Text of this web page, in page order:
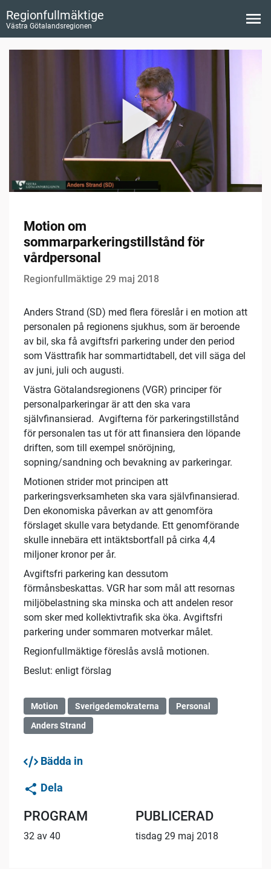
Regionfullmäktige
Västra Götalandsregionen
Motion om
sommarparkeringstillstånd för
vårdpersonal
Regionfullmäktige 29 maj 2018
Anders Strand (SD) med flera föreslår i en motion att
personalen på regionens sjukhus, som är beroende
av bil, ska få avgiftsfri parkering under den period
som Västtrafik har sommartidtabell, det vill säga del
av juni, juli och augusti.
Västra Götalandsregionens (VGR) principer för
personalparkeringar är att den ska vara
självfinansierad. Avgifterna för parkeringstillstånd
för personalen tas ut för att finansiera den löpande
driften, som till exempel snöröjning,
sopning/sandning och bevakning av parkeringar.
Motionen strider mot principen att
parkeringsverksamheten ska vara självfinansierad.
Den ekonomiska påverkan av att genomföra
förslaget skulle vara betydande. Ett genomförande
skulle innebära ett intäktsbortfall på cirka 4,4
miljoner kronor per år.
Avgiftsfri parkering kan dessutom
förmånsbeskattas. VGR har som mål att resornas
miljöbelastning ska minska och att andelen resor
som sker med kollektivtrafik ska öka. Avgiftsfri
parkering under sommaren motverkar målet.
Regionfullmäktige föreslås avslå motionen.
Beslut: enligt förslag
Motion Sverigedemokraterna
Personal
Anders Strand
Bädda in
Dela
PROGRAM
32 av 40
PUBLICERAD
tisdag 29 maj 2018